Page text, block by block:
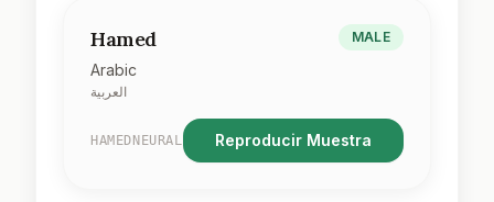
Hamed
Arabic
العربية
MALE
HAMEDNEURAL Reproducir Muestra